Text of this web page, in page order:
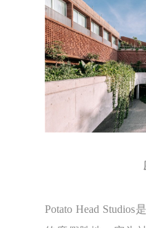
Potato Head